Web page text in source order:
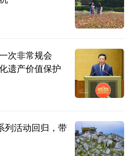
次非常规会
遗产价值保护
活动回归，带